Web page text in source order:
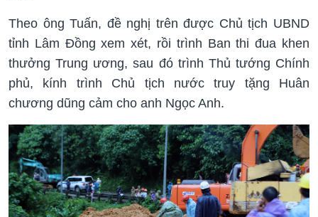
Theo ông Tuấn, đề nghị trên được Chủ tịch UBND
tỉnh Lâm Đồng xem xét, rồi trình Ban thi đua khen
thưởng Trung ương, sau đó trình Thủ tướng Chính
phủ, kính trình Chủ tịch nước truy tặng Huân
chương dũng cảm cho anh Ngọc Anh.